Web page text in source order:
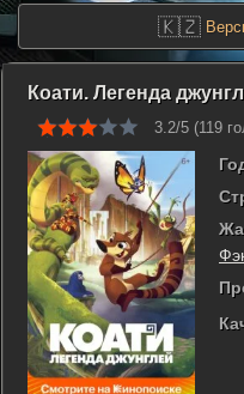
🇰🇿
Коати. Легенда
3.2/5 (119